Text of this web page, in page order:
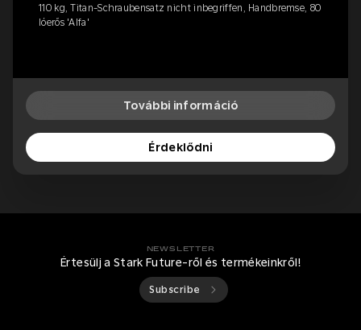
110 kg, Titan-Schraubensatz nicht inbegriffen, Handbremse, 80
lóerős 'Alfa'
További információ
Érdeklődni
NEWSLETTER
Értesülj a Stark Future-ről és termékeinkről!
Subscribe